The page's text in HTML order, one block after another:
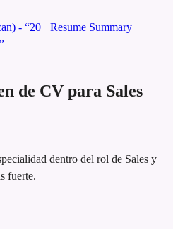
- “20+ Resume Summary
de CV para Sales
dentro del rol de Sales y
fuerte.